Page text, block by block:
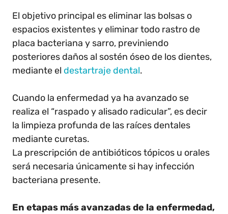
El objetivo principal es eliminar las bolsas o
espacios existentes y eliminar todo rastro de
placa bacteriana y sarro, previniendo
posteriores daños al sostén óseo de los dientes,
mediante el destartraje dental.
Cuando la enfermedad ya ha avanzado se
realiza el “raspado y alisado radicular”, es decir
la limpieza profunda de las raíces dentales
mediante curetas.
La prescripción de antibióticos tópicos u orales
será necesaria únicamente si hay infección
bacteriana presente.
En etapas más avanzadas de la enfermedad,